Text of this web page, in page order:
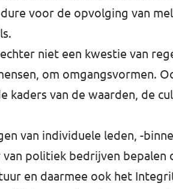
voor de opvolging van
niet een kwestie van
om omgangsvormen.
kaders van de waarden, de
van individuele leden, -
van politiek bedrijven
en daarmee ook het